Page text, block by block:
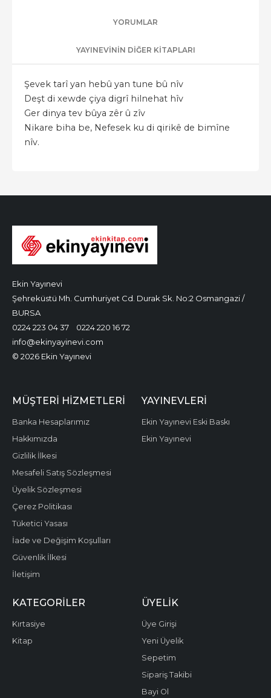
YORUMLAR
YAYINEVININ DIĞER KITAPLARI
Şevek tarî yan hebû yan tune bû nîv
Deşt di xewde çiya digrî hilnehat hîv
Ger dinya tev bûya zêr û zîv
Nikare biha be, Nefesek ku di qirikê de bimîne
nîv.
Ekin Yayınevi
Şehreküstü Mh. Cumhuriyet Cd. Durak Sk. No:2 Osmangazi /
BURSA
0224 223 04 37
0224 220 16 72
info@ekinyayinevi.com
© 2026 Ekin Yayınevi
MÜŞTERI HIZMETLERI
Banka Hesaplarımız
Hakkımızda
Gizlilik İlkesi
Mesafeli Satış Sözleşmesi
Üyelik Sözleşmesi
Çerez Politikası
Tüketici Yasası
İade ve Değişim Koşulları
Güvenlik İlkesi
İletişim
YAYINEVLERI
Ekin Yayınevi Eski Baskı
Ekin Yayınevi
KATEGORILER
Kırtasiye
Kitap
ÜYELIK
Üye Girişi
Yeni Üyelik
Sepetim
Sipariş Takibi
Bayi Ol